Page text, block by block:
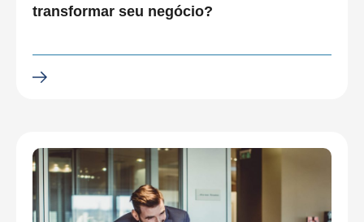
transformar seu negócio?